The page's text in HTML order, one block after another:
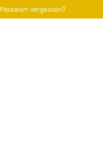
Passwort vergessen?